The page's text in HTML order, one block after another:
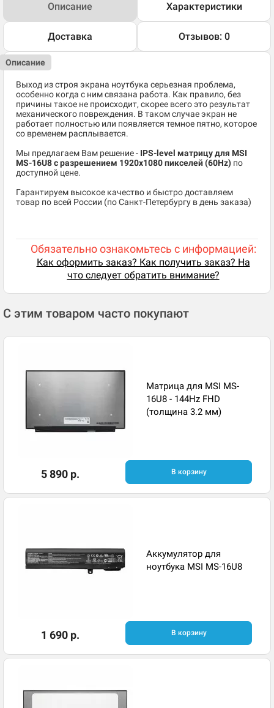
Описание Характеристики
Доставка Отзывов: 0
Описание
Выход из строя экрана ноутбука серьезная проблема,
особенно когда с ним связана работа. Как правило, без
причины такое не происходит, скорее всего это результат
механического повреждения. В таком случае экран не
работает полностью или появляется темное пятно, которое
со временем расплывается.
Мы предлагаем Вам решение - IPS-level матрицу для MSI
MS-16U8c разрешением 1920x1080 пикселей (60Hz) по
доступной цене.
Гарантируем высокое качество и быстро доставляем
товар по всей России (по Санкт-Петербургу в день заказа)
Обязательно ознакомьтесь с информацией:
Как оформить заказ? Как получить заказ? На
что следует обратить внимание?
С этим товаром часто покупают
Матрица для MSI MS-
16U8 - 144Hz FHD
(толщина 3.2 мм)
5 890 р. В корзину
Аккумулятор для
ноутбука MSI MS-16U8
1 690 р. В корзину